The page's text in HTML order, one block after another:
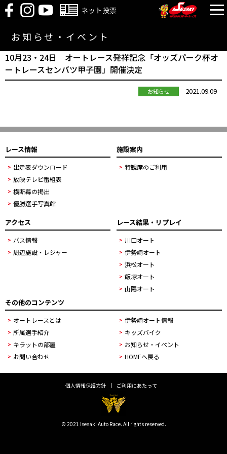
ネット投票
お知らせ・イベント
10月23・24日 オートレース発祥記念「オッズパーク杯オ
ートレースセンバツ甲子園」開催決定
お知らせ 2021.09.09
レース情報
出走表ダウンロード
放映テレビ番組表
横断幕の掲出
優勝選手写真館
施設案内
特観席のご利用
アクセス
バス情報
周辺施設・レジャー
レース結果・リプレイ
川口オート
伊勢崎オート
浜松オート
飯塚オート
山陽オート
その他のコンテンツ
オートレースとは
伊勢崎オート情報
所属選手紹介
キッズバイク
キラットの部屋
お知らせ・イベント
お問い合わせ
HOMEへ戻る
個人情報保護方針 ご利用にあたって
© 2021 Isesaki Auto Race. All rights reserved.